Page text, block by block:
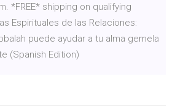
*FREE* shipping on qualifying
Espirituales de las Relaciones:
puede ayudar a tu alma gemela
(Spanish Edition)